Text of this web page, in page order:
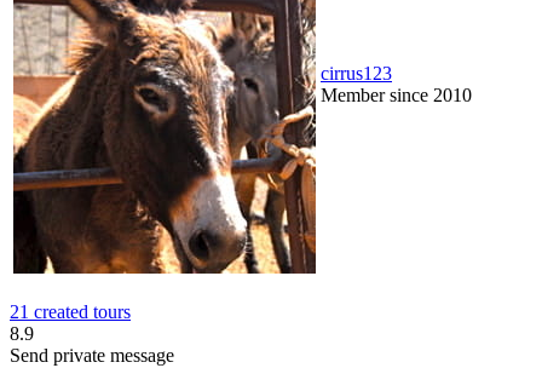
cirrus123
Member since 2010
21 created tours
8.9
Send private message